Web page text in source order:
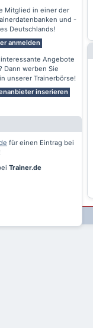
Mitglied in einer der
und -
Deutschlands!
anmelden
interessante Angebote
Dann werben Sie
unserer Trainerbörse!
inserieren
für einen Eintrag bei
!
Trainer.de